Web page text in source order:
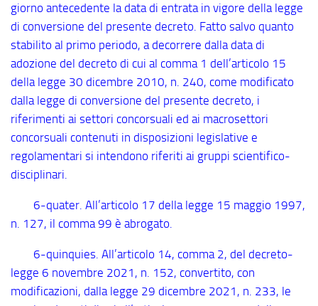
giorno antecedente la data di entrata in vigore della legge
di conversione del presente decreto. Fatto salvo quanto
stabilito al primo periodo, a decorrere dalla data di
adozione del decreto di cui al comma 1 dell’articolo 15
della legge 30 dicembre 2010, n. 240, come modificato
dalla legge di conversione del presente decreto, i
riferimenti ai settori concorsuali ed ai macrosettori
concorsuali contenuti in disposizioni legislative e
regolamentari si intendono riferiti ai gruppi scientifico-
disciplinari.
6-quater . All’articolo 17 della legge 15 maggio 1997,
n. 127, il comma 99 è abrogato.
6-quinquies . All’articolo 14, comma 2, del decreto-
legge 6 novembre 2021, n. 152, convertito, con
modificazioni, dalla legge 29 dicembre 2021, n. 233, le